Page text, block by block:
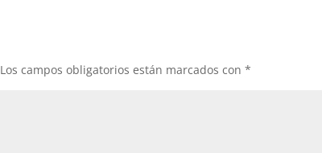
Los campos obligatorios están marcados con*